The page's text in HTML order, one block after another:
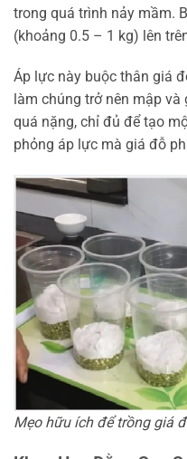
trong quá trình nảy mầm.
(khoảng 0.5 – 1 kg) lên
Áp lực này buộc thân giá
làm chúng trở nên mập
quá nặng, chỉ đủ để tạo
phỏng áp lực mà giá đỗ
Mẹo hữu ích để trồng giá